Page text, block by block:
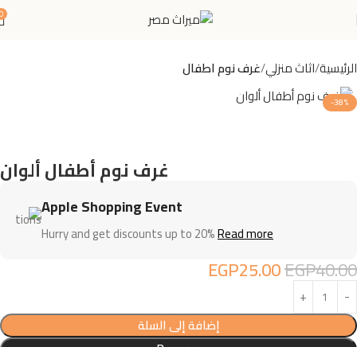
الرئيسية اثاث منزلي غرف نوم اطفال
-38%
غرف نوم أطفال ألوان
Apple Shopping Event
Hurry and get discounts up to 20%Read more
EGP40.00
EGP25.00
إضافة إلى السلة